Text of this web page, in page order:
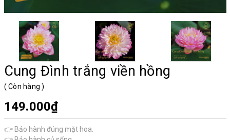
Cung Đình trắng viền hồng
( Còn hàng)
149.000₫
👉 Bảo hành đúng mặt hoa.